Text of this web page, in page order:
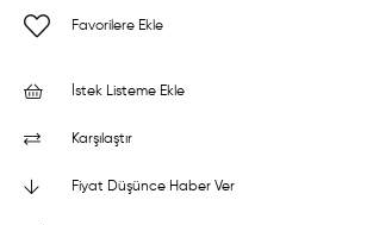
Favorilere Ekle
İstek Listeme Ekle
Karşılaştır
Fiyat Düşünce Haber Ver